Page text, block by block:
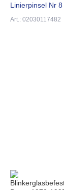
Linierpinsel Nr 8
Art.: 02030117482